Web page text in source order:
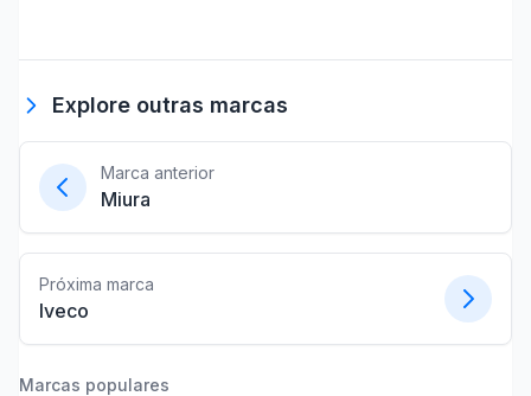
Explore outras marcas
Marca anterior
Miura
Próxima marca
Iveco
Marcas populares